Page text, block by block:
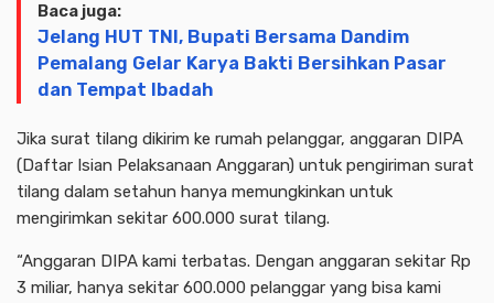
Baca juga:
Jelang HUT TNI, Bupati Bersama Dandim
Pemalang Gelar Karya Bakti Bersihkan Pasar
dan Tempat Ibadah
Jika surat tilang dikirim ke rumah pelanggar, anggaran DIPA
(Daftar Isian Pelaksanaan Anggaran) untuk pengiriman surat
tilang dalam setahun hanya memungkinkan untuk
mengirimkan sekitar 600.000 surat tilang.
“Anggaran DIPA kami terbatas. Dengan anggaran sekitar Rp
3 miliar, hanya sekitar 600.000 pelanggar yang bisa kami